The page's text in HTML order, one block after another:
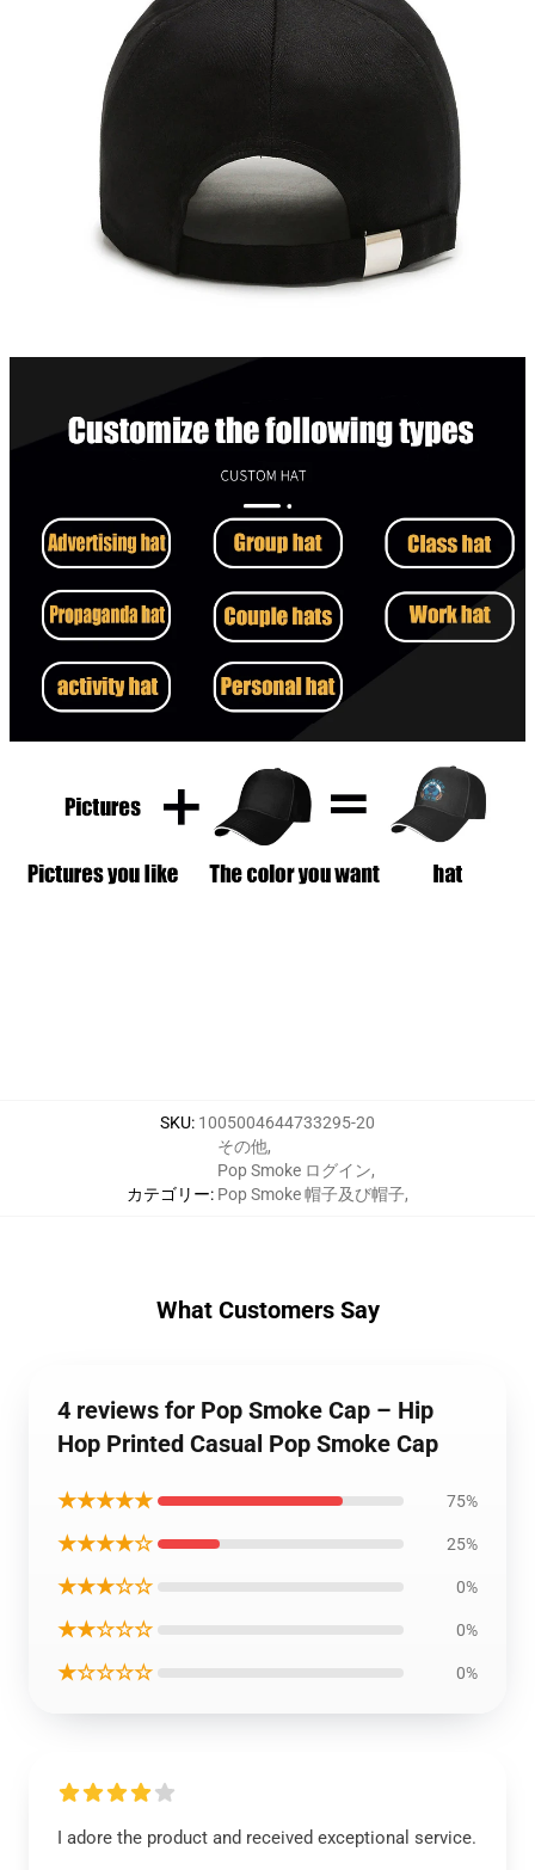
SKU: 1005004644733295-20
カテゴリー:
その他,
Pop Smoke ログイン,
Pop Smoke 帽子及び帽子,
What Customers Say
4 reviews for Pop Smoke Cap – Hip
Hop Printed Casual Pop Smoke Cap
★★★★★ 75%
★★★★☆ 25%
★★★☆☆ 0%
★★☆☆☆ 0%
★☆☆☆☆ 0%
I adore the product and received exceptional service.